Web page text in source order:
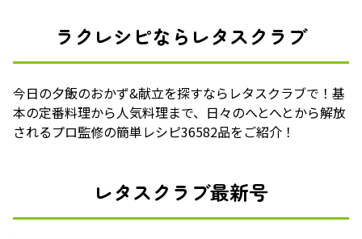
ラクレシピならレタスクラブ
今日の夕飯のおかず&献立を探すならレタスクラブで！基
本の定番料理から人気料理まで、日々のへとへとから解放
されるプロ監修の簡単レシピ36582品をご紹介！
レタスクラブ最新号